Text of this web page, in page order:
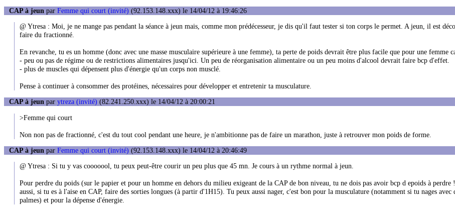
CAP à jeun par Femme qui court (invité) (92.153.148.xxx) le 14/04/12 à 19:46:26
@ Ytresa : Moi, je ne mange pas pendant la séance à jeun mais, comme mon prédécesseur, je dis qu'il faut tester si ton corps le permet. A jeun, il est
faire du fractionné.
En revanche, tu es un homme (donc avec une masse musculaire supérieure à une femme), ta perte de poids devrait être plus facile que pour une femme
- peu ou pas de régime ou de restrictions alimentaires jusqu'ici. Un peu de réorganisation alimentaire ou un peu moins d'alcool devrait faire bcp d'effet.
- plus de muscles qui dépensent plus d'énergie qu'un corps non musclé.
Pense à continuer à consommer des protéines, nécessaires pour développer et entretenir ta musculature.
CAP à jeun par ytreza (invité) (82.241.250.xxx) le 14/04/12 à 20:00:21
>Femme qui court
Non non pas de fractionné, c'est du tout cool pendant une heure, je n'ambitionne pas de faire un marathon, juste à retrouver mon poids de forme.
CAP à jeun par Femme qui court (invité) (92.153.148.xxx) le 14/04/12 à 20:46:49
@ Ytresa : Si tu y vas cooooool, tu peux peut-être courir un peu plus que 45 mn. Je cours à un rythme normal à jeun.
Pour perdre du poids (sur le papier et pour un homme en dehors du milieu exigeant de la CAP de bon niveau, tu ne dois pas avoir bcp d epoids à perdre
aussi, si tu es à l'aise en CAP, faire des sorties longues (à partir d'1H15). Tu peux aussi nager, c'est bon pour la musculature (notamment si tu nages avec
palmes) et pour la dépense d'énergie.